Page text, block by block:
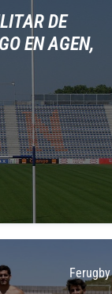
DE
EN AGEN,
Ferugby